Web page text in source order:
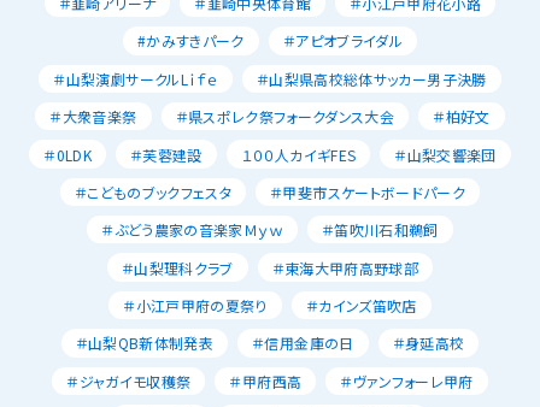
#かみすきパーク
＃アピオブライダル
＃山梨演劇サークルLｉｆｅ
＃山梨県高校総体サッカー男子決勝
＃大衆音楽祭
＃県スポレク祭フォークダンス大会
＃柏好文
＃0LDK
＃芙蓉建設 １００人カイギFES
＃山梨交響楽団
＃こどものブックフェスタ
＃甲斐市スケートボードパーク
＃ぶどう農家の音楽家Ｍｙｗ
＃笛吹川石和鵜飼
＃山梨理科クラブ
＃東海大甲府高野球部
＃小江戸甲府の夏祭り
＃カインズ笛吹店
＃山梨QB新体制発表
＃信用金庫の日
＃身延高校
＃ジャガイモ収穫祭
＃甲府西高
＃ヴァンフォーレ甲府